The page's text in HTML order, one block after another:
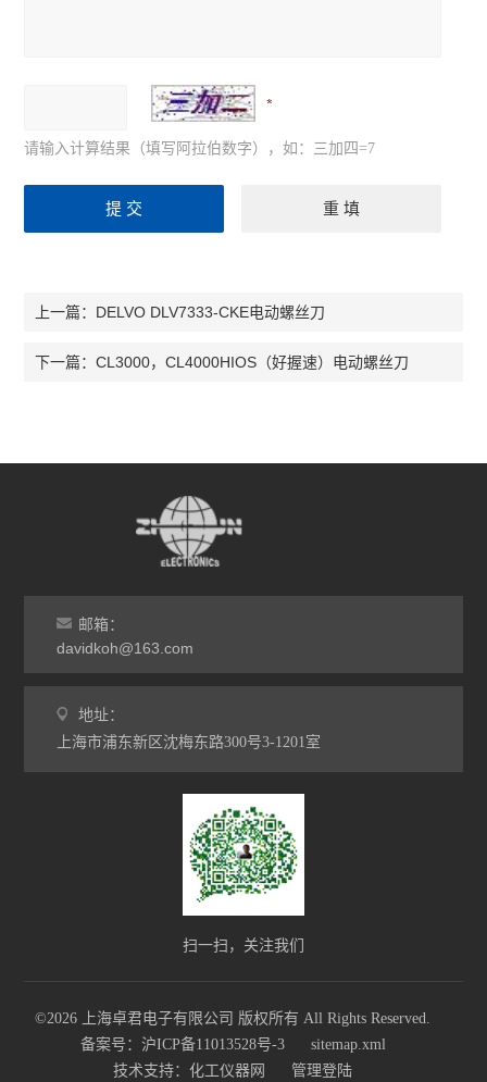
请输入计算结果（填写阿拉伯数字），如：三加四=7
上一篇： DELVO DLV7333-CKE电动螺丝刀
下一篇：CL3000，CL4000HIOS（好握速）电动螺丝刀
邮箱：
davidkoh@163.com
地址：
上海市浦东新区沈梅东路300号3-1201室
扫一扫，关注我们
©2026 上海卓君电子有限公司 版权所有 All Rights Reserved.
备案号：沪ICP备11013528号-3
sitemap.xml
技术支持： 化工仪器网 管理登陆